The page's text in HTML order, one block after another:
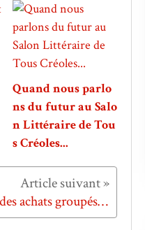
Quand nous parlo
ns du futur au Salo
n Littéraire de Tou
s Créoles...
Quand on deale des achats groupés dans les DOM...